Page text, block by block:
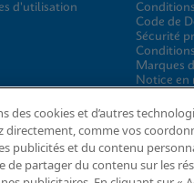
d'utilisation
Code de
Sécurité
Marques
Notice en
Program
des cookies et d’autres
comme vos
publicités et du contenu
de partager du contenu sur les